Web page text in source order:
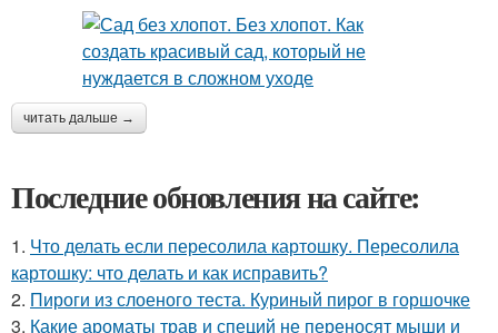
читать дальше →
Последние обновления на сайте:
1. Что делать если пересолила картошку. Пересолила
картошку: что делать и как исправить?
2. Пироги из слоеного теста. Куриный пирог в горшочке
3. Какие ароматы трав и специй не переносят мыши и